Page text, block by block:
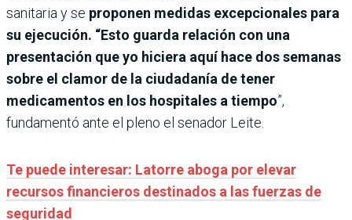
sanitaria y se proponen medidas excepcionales para
su ejecución. “Esto guarda relación con una
presentación que yo hiciera aquí hace dos semanas
sobre el clamor de la ciudadanía de tener
medicamentos en los hospitales a tiempo”,
fundamentó ante el pleno el senador Leite.
Te puede interesar: Latorre aboga por elevar
recursos financieros destinados a las fuerzas de
seguridad